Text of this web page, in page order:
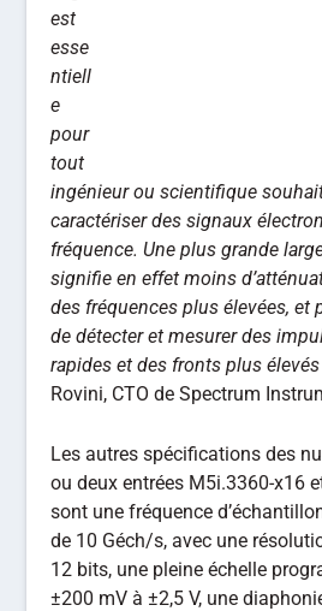
est
esse
ntiell
e
pour
tout
ingénieur ou scientifique
caractériser des signaux
fréquence. Une plus grande
signifie en effet moins
des fréquences plus élevées, et
de détecter et mesurer des
rapides et des fronts plus élevés
Rovini, CTO de Spectrum
Les autres spécifications des
ou deux entrées M5i.3360-x16
sont une fréquence
de 10 Géch/s, avec une
12 bits, une pleine échelle
±200 mV à ±2,5 V, une